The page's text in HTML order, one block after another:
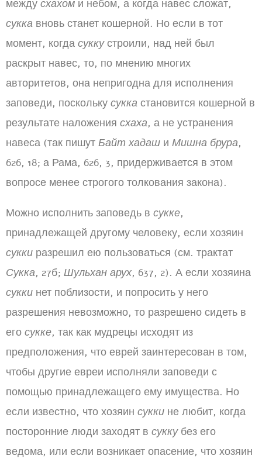
между схахом и небом, а когда навес сложат,
сукка вновь станет кошерной. Но если в тот
момент, когда суккустроили, над ней был
раскрыт навес, то, по мнению многих
авторитетов, она непригодна для исполнения
заповеди, поскольку сукка становится кошерной в
результате наложения схаха, а не устранения
навеса (так пишут Байт хадаш и Мишна брура,
626, 18; а Рама, 626, 3, придерживается в этом
вопросе менее строгого толкования закона).
Можно исполнить заповедь в сукке,
принадлежащей другому человеку, если хозяин
сукки разрешил ею пользоваться (см. трактат
Сукка, 27б; Шульхан арух, 637, 2). А если хозяина
сукки нет поблизости, и попросить у него
разрешения невозможно, то разрешено сидеть в
его сукке, так как мудрецы исходят из
предположения, что еврей заинтересован в том,
чтобы другие евреи исполняли заповеди с
помощью принадлежащего ему имущества. Но
если известно, что хозяин сукки не любит, когда
посторонние люди заходят в суккубез его
ведома, или если возникает опасение, что хозяин